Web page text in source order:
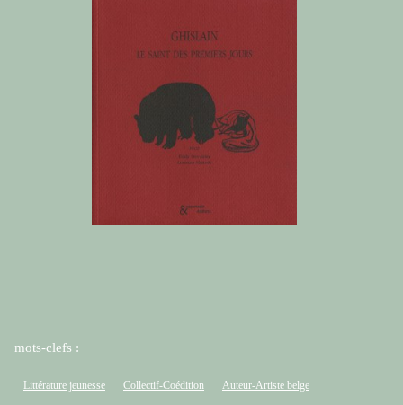
mots-clefs :
Littérature jeunesse Collectif-Coédition Auteur-Artiste belge